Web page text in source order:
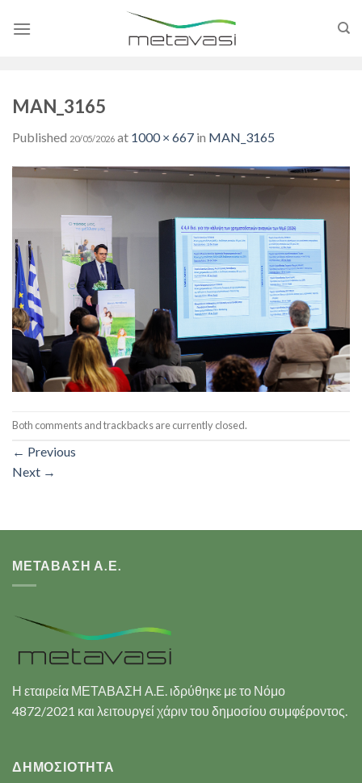
MAN_3165
Published 20/05/2026 at 1000 × 667 in MAN_3165
Both comments and trackbacks are currently closed.
← Previous
Next →
ΜΕΤΑΒΑΣΗ Α.Ε.
Η εταιρεία ΜΕΤΑΒΑΣΗ Α.Ε. ιδρύθηκε με το Νόμο
4872/2021 και λειτουργεί χάριν του δημοσίου συμφέροντος.
ΔΗΜΟΣΙΟΤΗΤΑ